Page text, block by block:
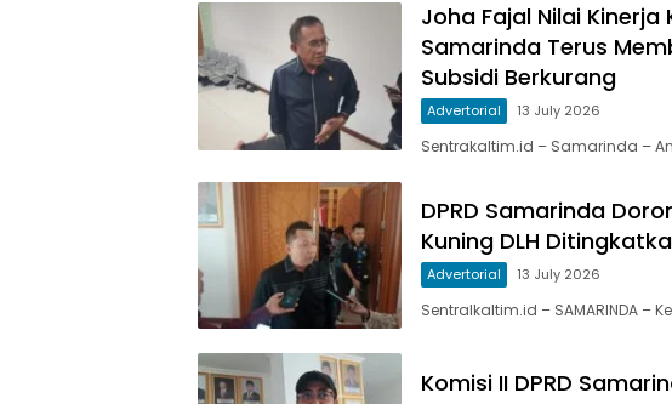
Joha Fajal Nilai
Samarinda Terus
Subsidi Berkurang
Advertorial 13 July 2026
Sentrakaltim.id – Samarinda –
DPRD Samarinda
Kuning DLH
Advertorial 13 July 2026
Sentralkaltim.id – SAMARINDA –
Komisi II DPRD